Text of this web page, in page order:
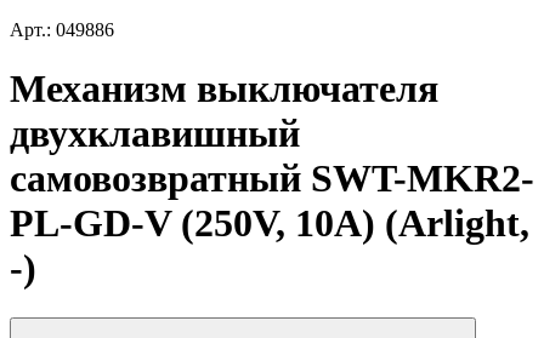
Арт.: 049886
Механизм выключателя
двухклавишный
самовозвратный SWT-MKR2-
PL-GD-V (250V, 10A) (Arlight,
-)